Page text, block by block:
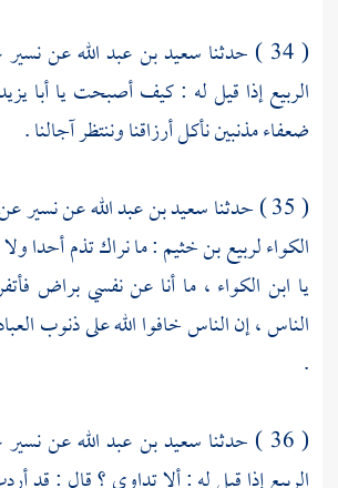
( 34 ) حدثنا
سعيد بن عبد اللهعننسير
الربيعإذا قيل له : كيف أصبحت ياأبا
ضعفاء مذنبين نأكل أرزاقنا وننتظر آجالنا .
( 35 ) حدثنا
سعيد بن عبد اللهعننسير
الكواءلربيع بن خثيم: ما نراك تذم أحدا
يا ابن الكواء ، ما أنا عن نفسي براض
الناس ، إن الناس خافوا الله على ذنوب
.
( 36 ) حدثنا
سعيد بن عبد اللهعننسير